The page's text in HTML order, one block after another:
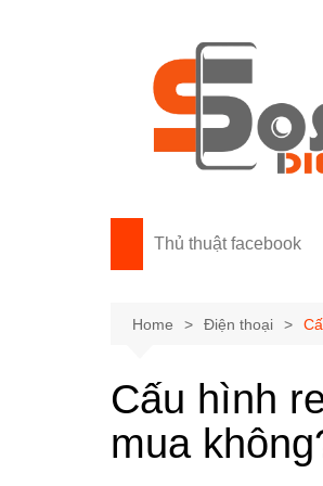
Thủ thuật facebook
Home Điện thoại
Cấu hình
mua